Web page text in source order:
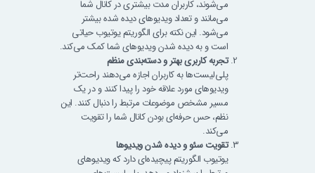
می‌شوند، کاربران مدت بیشتری در کانال شما
می‌مانند و تعداد ویدیوهای دیده شده بیشتر
می‌شود. این نکته برای الگوریتم یوتیوب حیاتی
است و به دیده شدن ویدیوهای شما کمک می‌کند.
تجربه کاربری بهتر و دسته‌بندی منظم
پلی‌لیست‌ها به کاربران اجازه می‌دهند راحت‌تر
ویدیوهای مورد علاقه خود را پیدا کنند و در یک
مسیر مشخص موضوعات مرتبط را دنبال کنند. این
نظم، حس حرفه‌ای بودن کانال شما را تقویت
می‌کند.
تقویت سئو و دیده شدن ویدیوها
یوتیوب الگوریتم پیچیده‌ای دارد که ویدیوهای